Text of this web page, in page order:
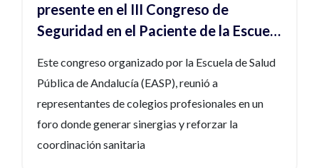
presente en el III Congreso de
Seguridad en el Paciente de la Escuela
Este congreso organizado por la Escuela de Salud
Pública de Andalucía (EASP), reunió a
representantes de colegios profesionales en un
foro donde generar sinergias y reforzar la
coordinación sanitaria